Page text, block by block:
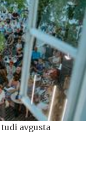
avgusta